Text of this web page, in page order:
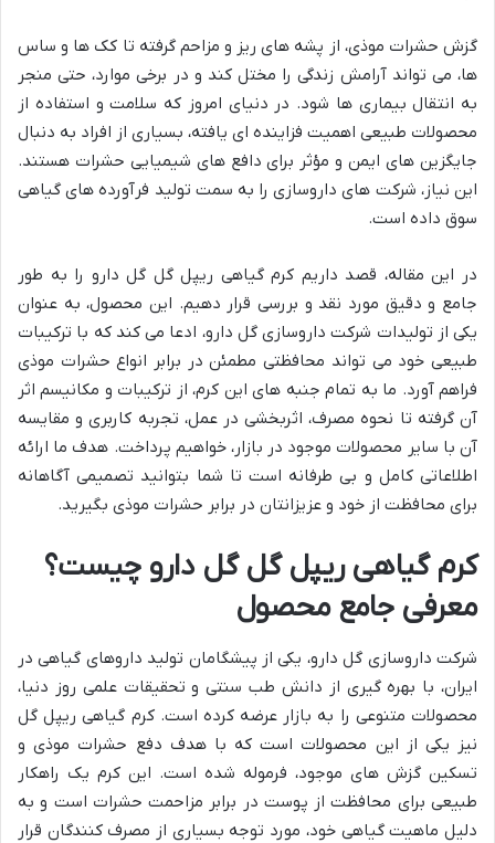
گزش حشرات موذی، از پشه های ریز و مزاحم گرفته تا کک ها و ساس
ها، می تواند آرامش زندگی را مختل کند و در برخی موارد، حتی منجر
به انتقال بیماری ها شود. در دنیای امروز که سلامت و استفاده از
محصولات طبیعی اهمیت فزاینده ای یافته، بسیاری از افراد به دنبال
جایگزین های ایمن و مؤثر برای دافع های شیمیایی حشرات هستند.
این نیاز، شرکت های داروسازی را به سمت تولید فرآورده های گیاهی
سوق داده است.
در این مقاله، قصد داریم کرم گیاهی ریپل گل گل دارو را به طور
جامع و دقیق مورد نقد و بررسی قرار دهیم. این محصول، به عنوان
یکی از تولیدات شرکت داروسازی گل دارو، ادعا می کند که با ترکیبات
طبیعی خود می تواند محافظتی مطمئن در برابر انواع حشرات موذی
فراهم آورد. ما به تمام جنبه های این کرم، از ترکیبات و مکانیسم اثر
آن گرفته تا نحوه مصرف، اثربخشی در عمل، تجربه کاربری و مقایسه
آن با سایر محصولات موجود در بازار، خواهیم پرداخت. هدف ما ارائه
اطلاعاتی کامل و بی طرفانه است تا شما بتوانید تصمیمی آگاهانه
برای محافظت از خود و عزیزانتان در برابر حشرات موذی بگیرید.
کرم گیاهی ریپل گل گل دارو چیست؟
معرفی جامع محصول
شرکت داروسازی گل دارو، یکی از پیشگامان تولید داروهای گیاهی در
ایران، با بهره گیری از دانش طب سنتی و تحقیقات علمی روز دنیا،
محصولات متنوعی را به بازار عرضه کرده است. کرم گیاهی ریپل گل
نیز یکی از این محصولات است که با هدف دفع حشرات موذی و
تسکین گزش های موجود، فرموله شده است. این کرم یک راهکار
طبیعی برای محافظت از پوست در برابر مزاحمت حشرات است و به
دلیل ماهیت گیاهی خود، مورد توجه بسیاری از مصرف کنندگان قرار